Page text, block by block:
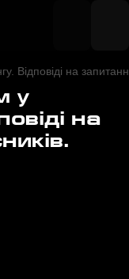
Відповіді на
у
на